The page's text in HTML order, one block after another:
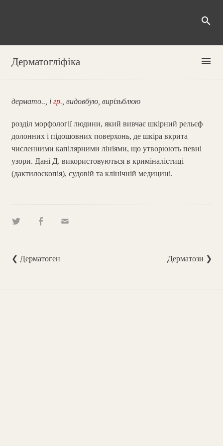
search
Дерматогліфіка menu
дермато.., і гр. , видовбую, вирізьблюю
розділ морфології людини, який вивчає шкірний рельєф
долонних і підошовних поверхонь, де шкіра вкрита
численними капілярними лініями, що утворюють певні
узори. Дані Д. використовуються в криміналістиці
(дактилоскопія), судовій та клінічній медицині.
❮ Дерматоген Дерматози ❯